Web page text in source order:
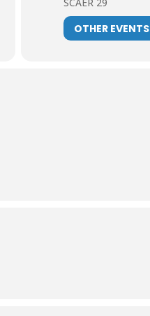
OTHER EVENTS